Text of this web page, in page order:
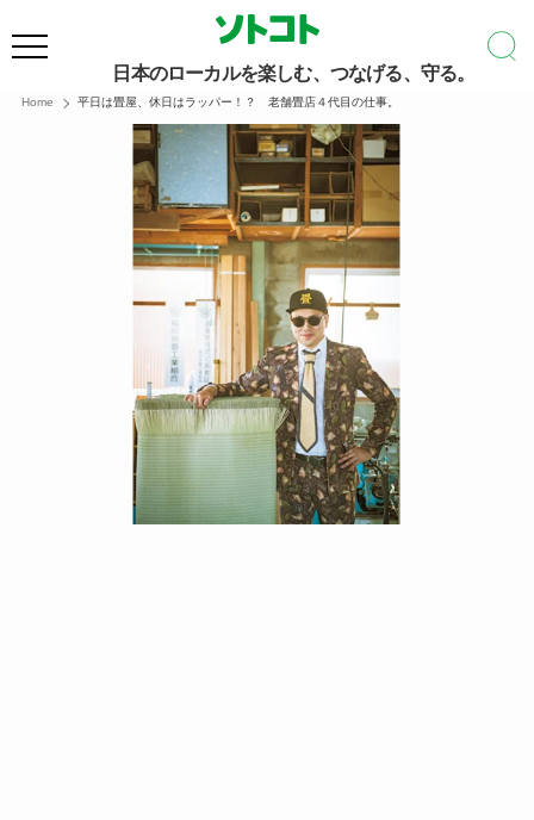
日本のローカルを楽しむ、つなげる、守る。
Home 平日は畳屋、休日はラッパー！？ 老舗畳店４代目の仕事。